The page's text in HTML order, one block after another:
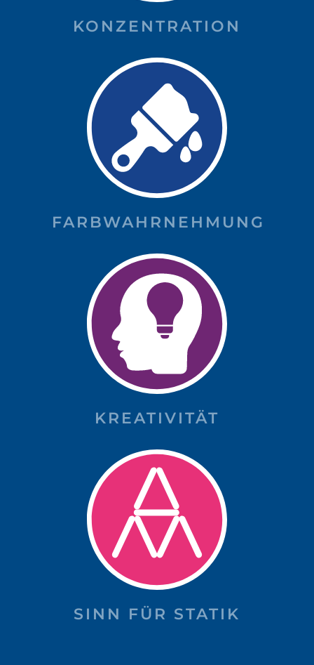
KONZENTRATION
FARBWAHRNEHMUNG
KREATIVITÄT
SINN FÜR STATIK